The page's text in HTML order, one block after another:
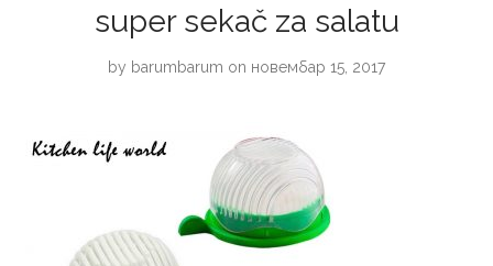
super sekač za salatu
by barumbarum on новембар 15, 2017